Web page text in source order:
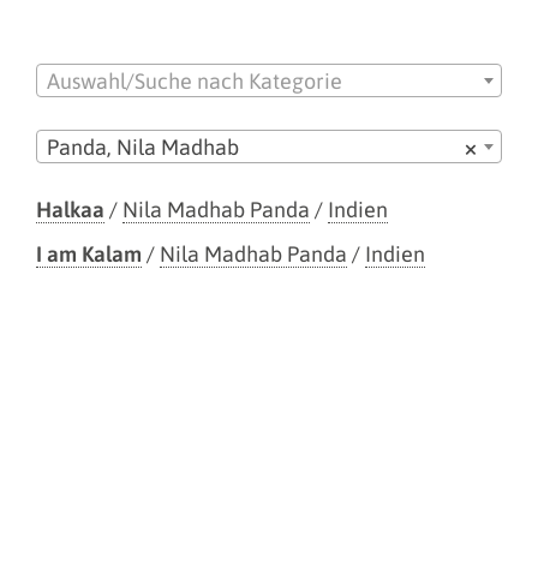
Auswahl/Suche nach Kategorie
×
Panda, Nila Madhab
Halkaa / Nila Madhab Panda / Indien
I am Kalam / Nila Madhab Panda / Indien